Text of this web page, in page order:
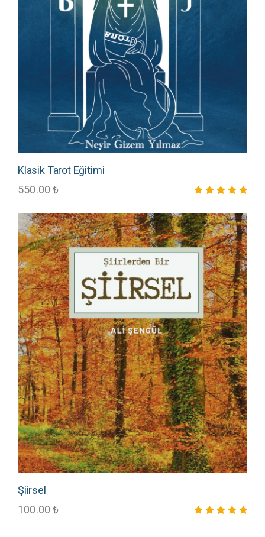
Klasik Tarot Eğitimi
550.00₺
5.00
oy aldı
Şiirsel
100.00₺